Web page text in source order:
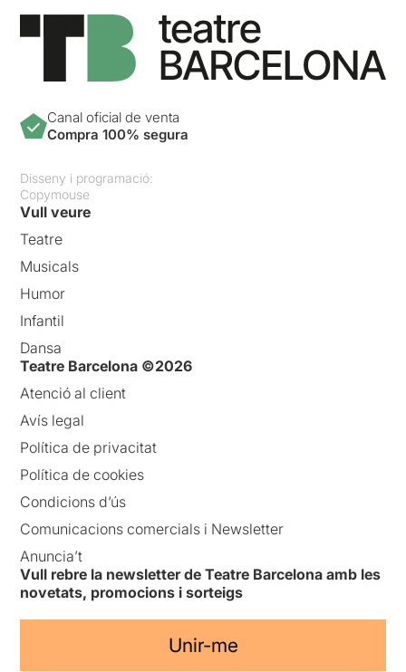
Canal oficial de venta
Compra 100% segura
Disseny i programació:
Copymouse
Vull veure
Teatre
Musicals
Humor
Infantil
Dansa
Teatre Barcelona ©2026
Atenció al client
Avís legal
Política de privacitat
Política de cookies
Condicions d’ús
Comunicacions comercials i Newsletter
Anuncia’t
Vull rebre la newsletter de Teatre Barcelona amb les
novetats, promocions i sorteigs
Unir-me